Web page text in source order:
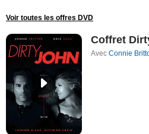
Voir toutes les offres DVD
Coffret
AvecConnie